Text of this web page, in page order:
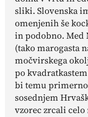
sliki. Slovenska
omenjenih še
in podobno. Med
(tako marogasta
močvirskega
po
bi temu
sosednjem
vzorec zrcali celo